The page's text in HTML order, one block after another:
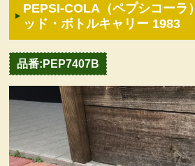
カート
特定商取引法に基づ
カテゴリー検索
ヴィンテージ・グ
PEPSI-COLA（ペプシコーラ
ッド・ボトルキャリー 1983
品番:PEP7407B